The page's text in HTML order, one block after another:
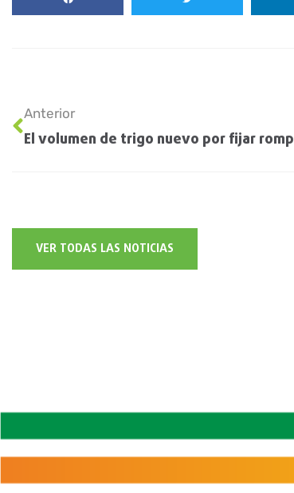
Anterior
VER TODAS LAS NOTICIAS